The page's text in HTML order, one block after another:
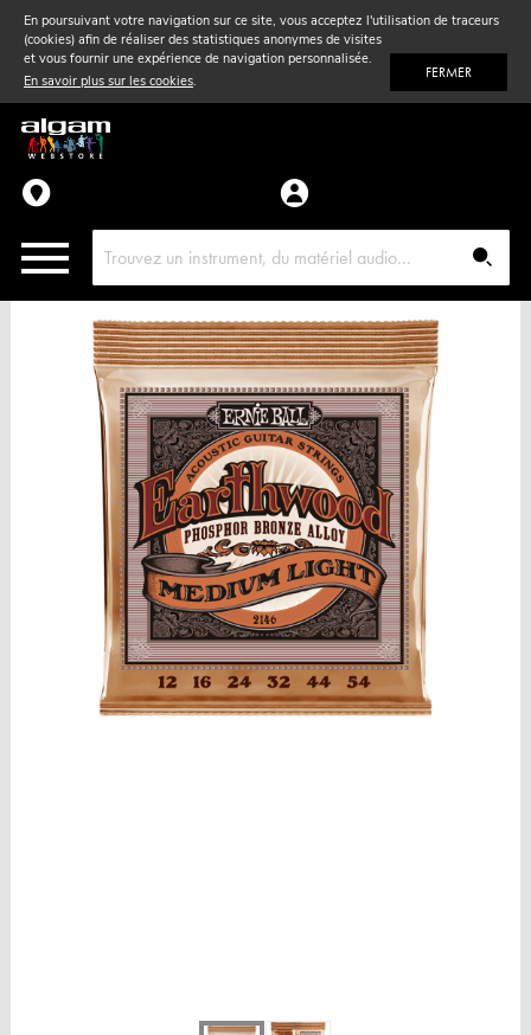
En poursuivant votre navigation sur ce site, vous acceptez l'utilisation de traceurs
(cookies) afin de réaliser des statistiques anonymes de visites
et vous fournir une expérience de navigation personnalisée.
En savoir plus sur les cookies. FERMER
Vent& Violon
Accessoires
Pièces détachées